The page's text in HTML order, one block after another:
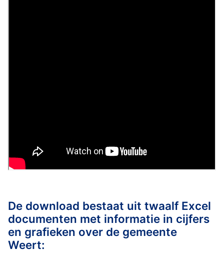
De download bestaat uit twaalf Excel
documenten met informatie in cijfers
en grafieken over de gemeente
Weert: